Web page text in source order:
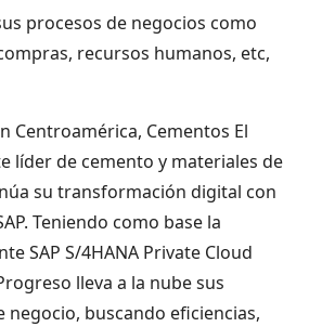
procesos de negocios como
recursos humanos, etc,
Centroamérica, Cementos El
líder de cemento y materiales de
su transformación digital con
Teniendo como base la
SAP S/4HANA Private Cloud
lleva a la nube sus
negocio, buscando eficiencias,